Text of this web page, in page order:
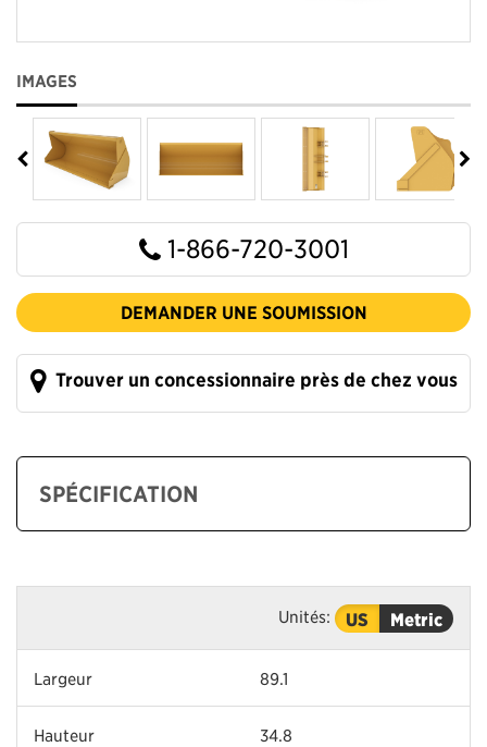
IMAGES
1-866-720-3001
DEMANDER UNE SOUMISSION
Trouver un concessionnaire près de chez vous
SPÉCIFICATION
Unités: US Metric
Largeur 89.1
Hauteur 34.8